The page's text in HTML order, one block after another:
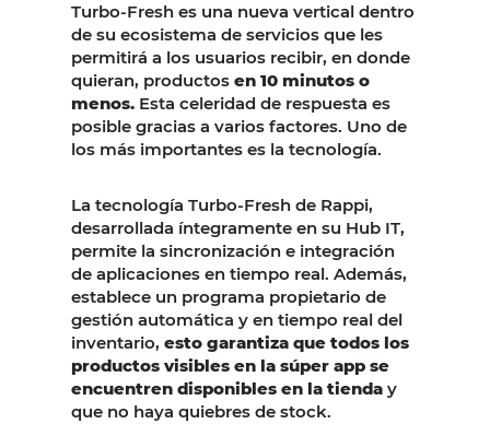
Turbo-Fresh es una nueva vertical dentro
de su ecosistema de servicios que les
permitirá a los usuarios recibir, en donde
quieran, productos en 10 minutos o
menos. Esta celeridad de respuesta es
posible gracias a varios factores. Uno de
los más importantes es la tecnología.
La tecnología Turbo-Fresh de Rappi,
desarrollada íntegramente en su Hub IT,
permite la sincronización e integración
de aplicaciones en tiempo real. Además,
establece un programa propietario de
gestión automática y en tiempo real del
inventario, esto garantiza que todos los
productos visibles en la súper app se
encuentren disponibles en la tienda y
que no haya quiebres de stock.